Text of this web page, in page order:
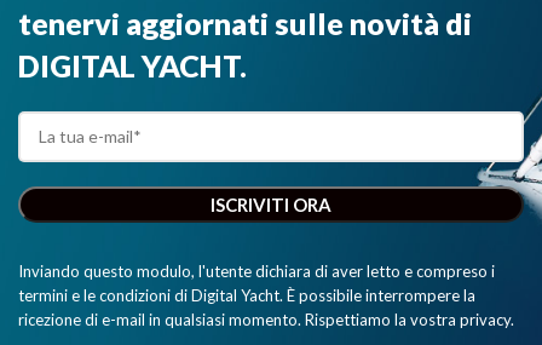
tenervi aggiornati sulle novità di
DIGITAL YACHT.
Inviando questo modulo, l'utente dichiara di aver letto e compreso i
termini e le condizioni di Digital Yacht. È possibile interrompere la
ricezione di e-mail in qualsiasi momento. Rispettiamo la vostra privacy.